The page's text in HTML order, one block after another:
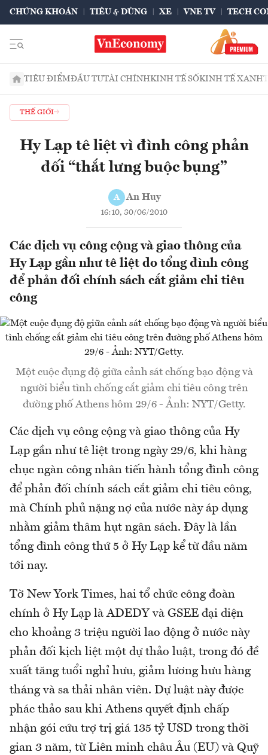
CHỨNG KHOÁN TIÊU & DÙNG XE VNE TV TECH
TIÊU ĐIỂMĐẦU TƯTÀI CHÍNHKINH TẾ SỐKINH TẾ XANH
THẾ GIỚI
Hy Lạp tê liệt vì đình công phản
đối “thắt lưng buộc bụng”
A An Huy
16:10, 30/06/2010
Các dịch vụ công cộng và giao thông của
Hy Lạp gần như tê liệt do tổng đình công
để phản đối chính sách cắt giảm chi tiêu
công
Một cuộc đụng độ giữa cảnh sát chống bạo động và
người biểu tình chống cắt giảm chi tiêu công trên
đường phố Athens hôm 29/6 - Ảnh: NYT/Getty.
Các dịch vụ công cộng và giao thông của Hy
Lạp gần như tê liệt trong ngày 29/6, khi hàng
chục ngàn công nhân tiến hành tổng đình công
để phản đối chính sách cắt giảm chi tiêu công,
mà Chính phủ nặng nợ của nước này áp dụng
nhằm giảm thâm hụt ngân sách. Đây là lần
tổng đình công thứ 5 ở Hy Lạp kể từ đầu năm
tới nay.
Tờ New York Times, hai tổ chức công đoàn
chính ở Hy Lạp là ADEDY và GSEE đại diện
cho khoảng 3 triệu người lao động ở nước này
phản đối kịch liệt một dự thảo luật, trong đó đề
xuất tăng tuổi nghỉ hưu, giảm lương hưu hàng
tháng và sa thải nhân viên. Dự luật này được
phác thảo sau khi Athens quyết định chấp
nhận gói cứu trợ trị giá 135 tỷ USD trong thời
gian 3 năm, từ Liên minh châu Âu (EU) và Quỹ